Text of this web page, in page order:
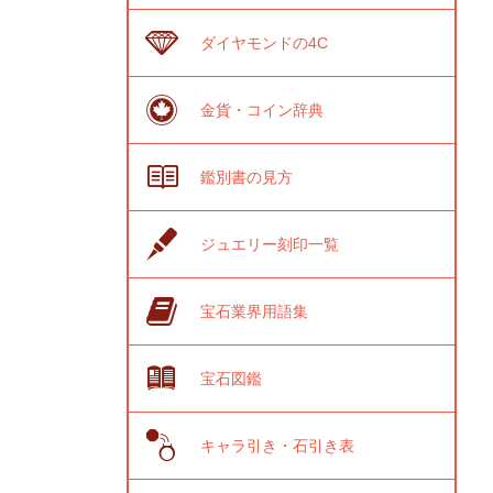
ダイヤモンドの4C
金貨・コイン辞典
鑑別書の見方
ジュエリー刻印一覧
宝石業界用語集
宝石図鑑
キャラ引き・石引き表